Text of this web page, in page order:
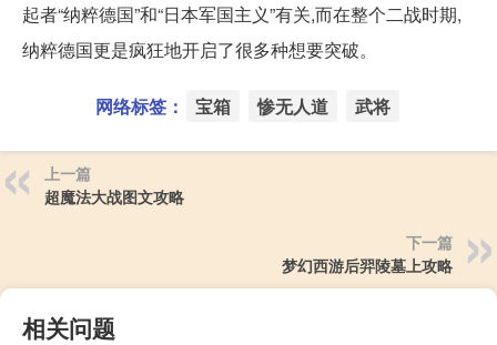
起者“纳粹德国”和“日本军国主义”有关,而在整个二战时期,
纳粹德国更是疯狂地开启了很多种想要突破。
网络标签： 宝箱 惨无人道 武将
上一篇
超魔法大战图文攻略
下一篇
梦幻西游后羿陵墓上攻略
相关问题